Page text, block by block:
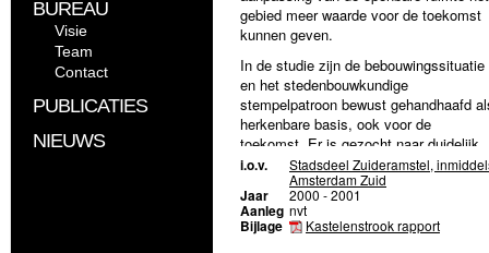
BUREAU
Visie
Team
Contact
PUBLICATIES
NIEUWS
gebied meer waarde voor de toekomst
kunnen geven.
In de studie zijn de bebouwingssituatie
en het stedenbouwkundige
stempelpatroon bewust gehandhaafd
herkenbare basis, ook voor de
toekomst. Er is gezocht naar duidelijk
verschillende modellen aan de hand
mogelijke thematische principe-
oplossingen zoals de verkeers- en
parkeersituatie, de relatie openbaar-
privé, ontsluiting en oriëntatie van de
i.o.v.
Stadsdeel Zuideramstel,
Amsterdam Zuid
Jaar 2000 - 2001
Aanleg nvt
Bijlage Kastelenstrook rapport